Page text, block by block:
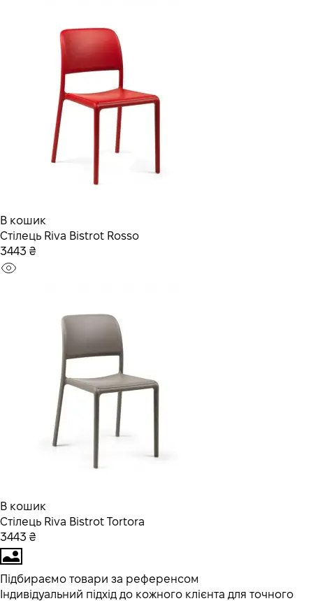
В кошик
Стілець Riva Bistrot Rosso
3443 ₴
В кошик
Стілець Riva Bistrot Tortora
3443 ₴
Підбираємо товари за референсом
Індивідуальний підхід до кожного клієнта для точного